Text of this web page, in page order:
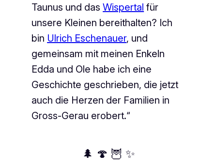
Taunus und dasWispertal für
unsere Kleinen bereithalten? Ich
bin Ulrich Eschenauer, und
gemeinsam mit meinen Enkeln
Edda und Ole habe ich eine
Geschichte geschrieben, die jetzt
auch die Herzen der Familien in
Gross-Gerau erobert.“
🌲 🍄 🦉 ✨